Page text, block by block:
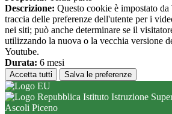
Descrizione: Questo cookie è impostato da
traccia delle preferenze dell'utente per i
nei siti; può anche determinare se il
utilizzando la nuova o la vecchia versione
Youtube.
Durata: 6 mesi
Accetta tutti Salva le preferenze
Istituto Istruzione
Ascoli Piceno